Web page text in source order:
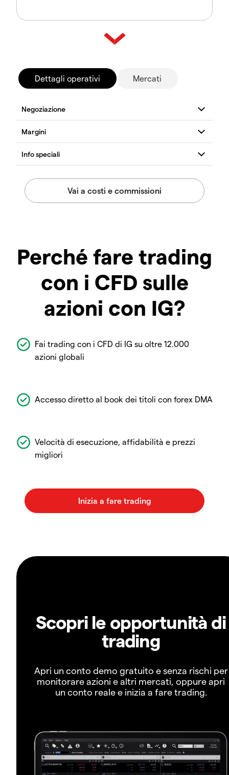
Dettagli operativi Mercati
Perché fare trading
con i CFD sulle
azioni con IG?
Fai trading con i CFD di IG su oltre 12.000
azioni globali
Accesso diretto al book dei titoli con forex DMA
Velocità di esecuzione, affidabilità e prezzi
migliori
Scopri le opportunità di
trading
Apri un conto demo gratuito e senza rischi per
monitorare azioni e altri mercati, oppure apri
un conto reale e inizia a fare trading.